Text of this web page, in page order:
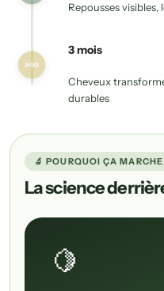
Repousses
J+90
3 mois
Cheveux
durables
🔬 POURQUOI ÇA MARCHE
La science
🍋